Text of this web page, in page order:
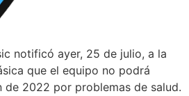
notificó ayer, 25 de julio, a la
que el equipo no podrá
2022 por problemas de salud.